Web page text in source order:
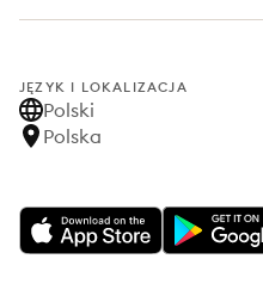
JĘZYK I LOKALIZACJA
Polski
Polska